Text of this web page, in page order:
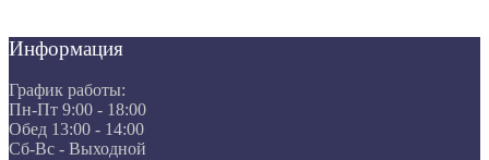
Информация
График работы:
Пн-Пт 9:00 - 18:00
Обед 13:00 - 14:00
Сб-Вс - Выходной